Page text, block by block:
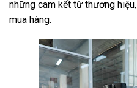
những cam kết từ thương
mua hàng.